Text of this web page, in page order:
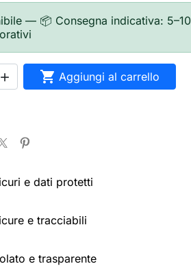
— 📦 Consegna indicativa: 5–10
  Aggiungi al carrello
e dati protetti
e tracciabili
e trasparente